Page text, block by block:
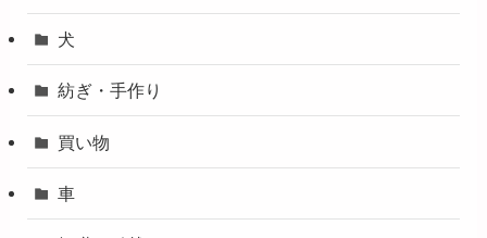
犬
紡ぎ・手作り
買い物
車